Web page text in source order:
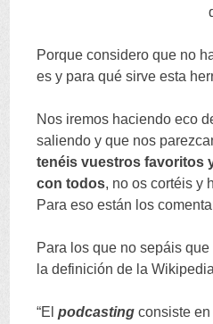
Porque considero que no
es y para qué sirve esta
Nos iremos haciendo eco
saliendo y que nos
tenéis vuestros favoritos
con todos, no os cortéis y
Para eso están los
Para los que no sepáis
la definición de la
“El podcasting consiste